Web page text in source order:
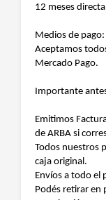
12 meses
Medios de pago:
Aceptamos
Mercado Pago.
Importante
Emitimos
de ARBA si
Todos nuestros
caja original.
Envíos a todo el
Podés retirar en